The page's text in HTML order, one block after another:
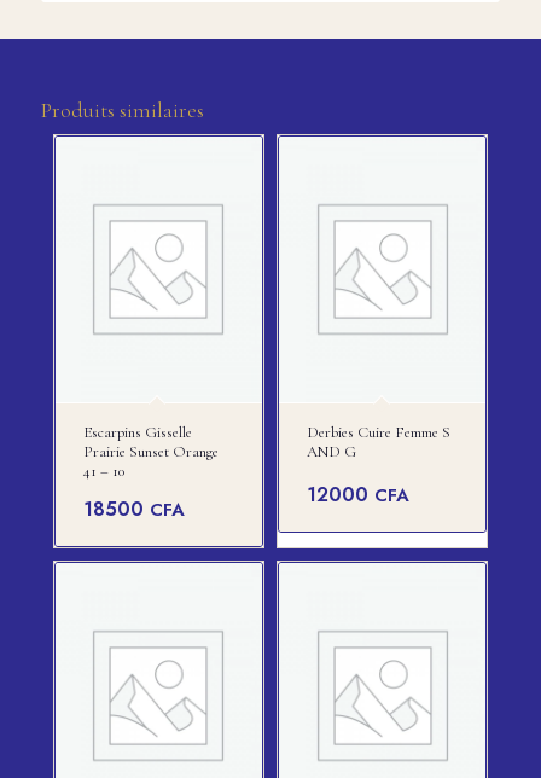
Produits similaires
Escarpins Gisselle
Prairie Sunset Orange
41 – 10
18500 CFA
Derbies Cuire Femme S
AND G
12000 CFA